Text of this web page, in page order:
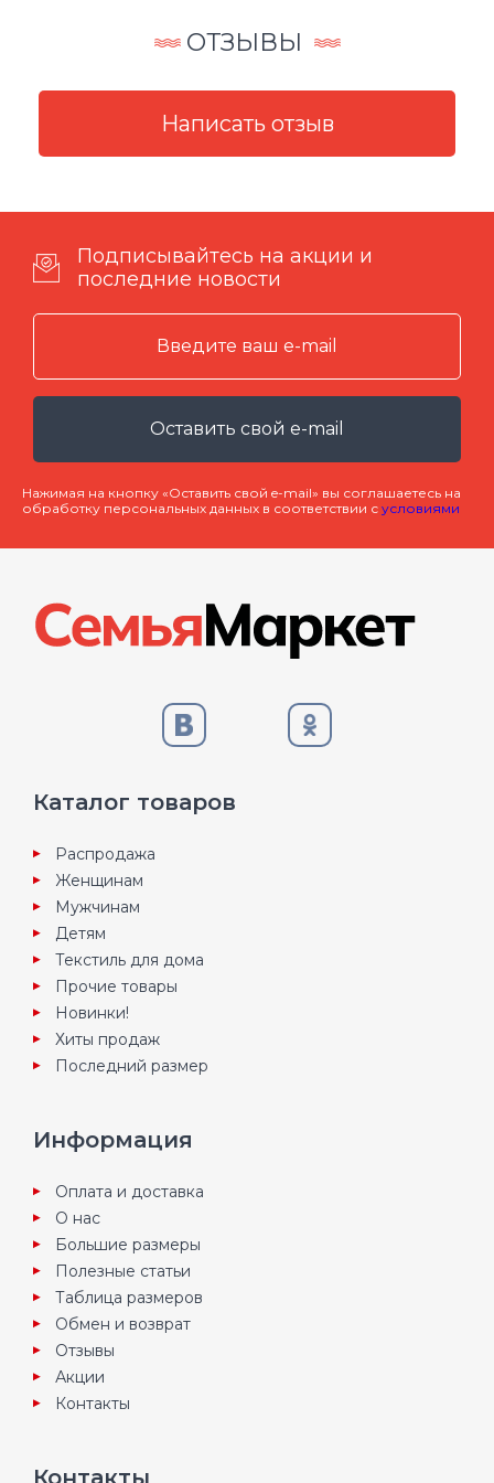
ОТЗЫВЫ
Подписывайтесь на акции и
последние новости
Оставить свой e-mail
Нажимая на кнопку «Оставить свой e-mail» вы соглашаетесь на
обработку персональных данных в соответствии с условиями
Каталог товаров
Распродажа
Женщинам
Мужчинам
Детям
Текстиль для дома
Прочие товары
Новинки!
Хиты продаж
Последний размер
Информация
Оплата и доставка
О нас
Большие размеры
Полезные статьи
Таблица размеров
Обмен и возврат
Отзывы
Акции
Контакты